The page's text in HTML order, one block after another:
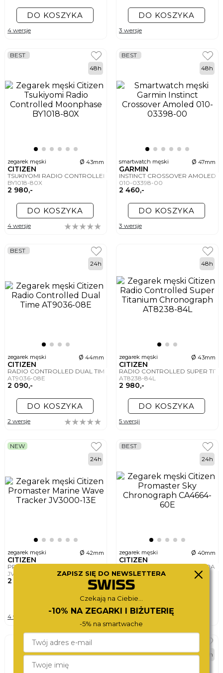
DO KOSZYKA
4 wersje
DO KOSZYKA
3 wersje
zegarek męski ø 43mm
CITIZEN
TSUKIYOMI RADIO CONTROLLED MOONPHASE
BY1018-80X
2 980,-
BEST
48h
DO KOSZYKA
4 wersje
smartwatch męski ø 47mm
GARMIN
INSTINCT CROSSOVER AMOLED
010-03398-00
2 460,-
BEST
48h
DO KOSZYKA
3 wersje
zegarek męski ø 44mm
CITIZEN
RADIO CONTROLLED DUAL TIME
AT9036-08E
2 090,-
BEST
24h
DO KOSZYKA
2 wersje
zegarek męski ø 43mm
CITIZEN
RADIO CONTROLLED SUPER
AT8238-84L
2 980,-
48h
DO KOSZYKA
5 wersji
zegarek męski ø 42mm
CITIZEN
PROMASTER MARINE WAVE TRACKER
JV3000-13E
2 390,-
NEW
24h
DO KOSZYKA
4 wersje
zegarek męski ø 40mm
CITIZEN
PROMASTER SKY
CA4664-60E
1 780,-
BEST
24h
DO KOSZYKA
24h
ZAPISZ SIĘ DO NEWSLETTERA
Czekają na Ciebie...
-10% NA ZEGARKI I BIŻUTERIĘ
-5% na smartwache